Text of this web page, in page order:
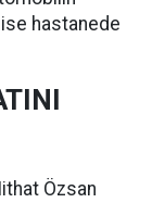
ise hastanede
Özsan